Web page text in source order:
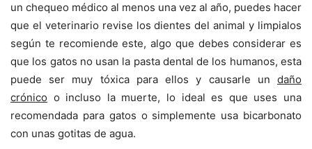
un chequeo médico al menos una vez al año, puedes hacer
que el veterinario revise los dientes del animal y limpialos
según te recomiende este, algo que debes considerar es
que los gatos no usan la pasta dental de los humanos, esta
puede ser muy tóxica para ellos y causarle un daño
crónico o incluso la muerte, lo ideal es que uses una
recomendada para gatos o simplemente usa bicarbonato
con unas gotitas de agua.